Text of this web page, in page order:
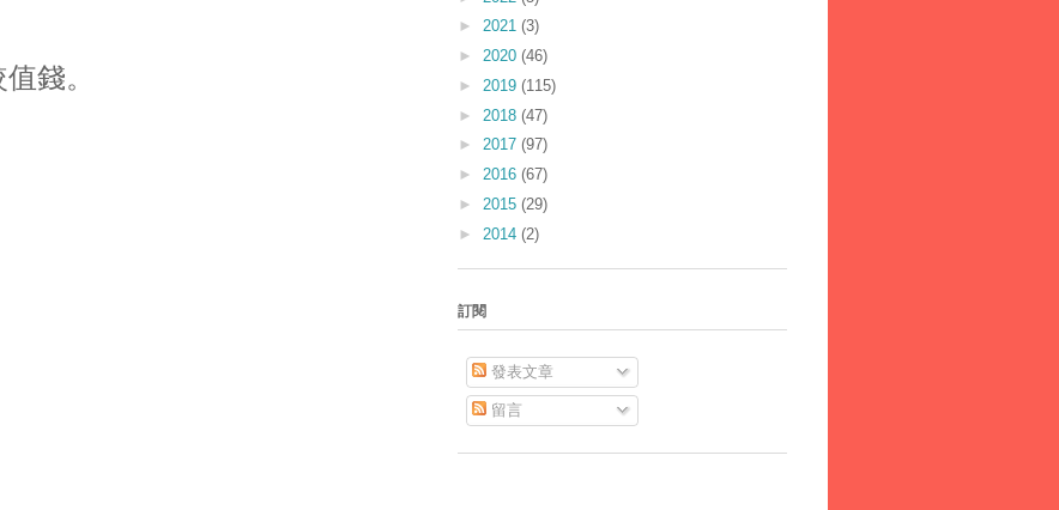
錢。
► 2021 (3)
► 2020 (46)
► 2019 (115)
► 2018 (47)
► 2017 (97)
► 2016 (67)
► 2015 (29)
► 2014 (2)
訂閱
發表文章
留言